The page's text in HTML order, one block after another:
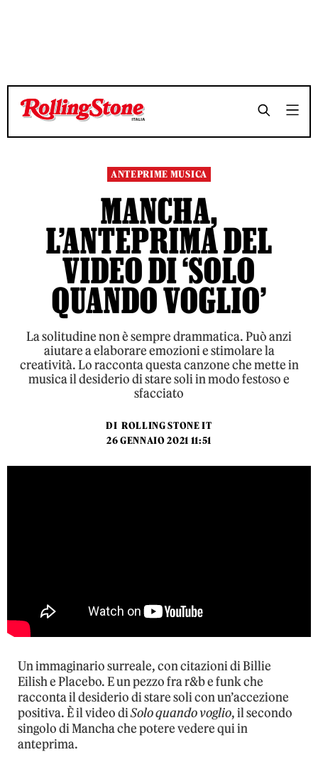
TEMPO DI LETTURA 5 MINUTI SHARE
TEMPO DI LETTURA 5 MINUTI SHARE
ANTEPRIME MUSICA
MANCHA,
L’ANTEPRIMA DEL
VIDEO DI ‘SOLO
QUANDO VOGLIO’
La solitudine non è sempre drammatica. Può anzi
aiutare a elaborare emozioni e stimolare la
creatività. Lo racconta questa canzone che mette in
musica il desiderio di stare soli in modo festoso e
sfacciato
DI ROLLING STONE IT
26 GENNAIO 2021 11:51
Un immaginario surreale, con citazioni di Billie
Eilish e Placebo. E un pezzo fra r&b e funk che
racconta il desiderio di stare soli con un’accezione
positiva. È il video diSolo quando voglio, il secondo
singolo di Mancha che potere vedere qui in
anteprima.